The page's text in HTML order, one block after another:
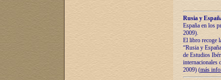
Rusia y
España en los
2009).
El libro recoge
“Rusia y
de Estudios
internacionales
2009) (más